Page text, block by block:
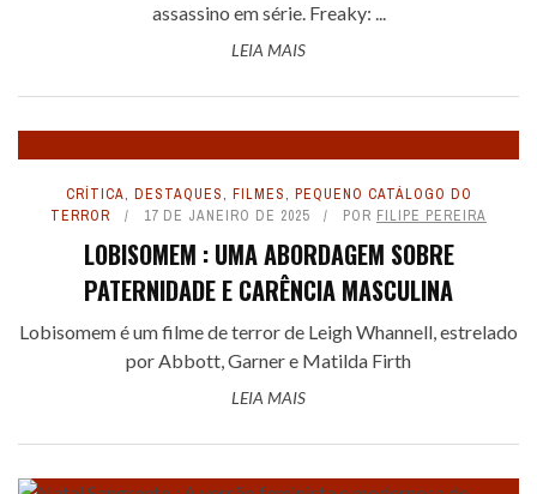
assassino em série. Freaky: ...
LEIA MAIS
CRÍTICA, DESTAQUES, FILMES, PEQUENO CATÁLOGO DO
TERROR
17 DE JANEIRO DE 2025 POR FILIPE PEREIRA
LOBISOMEM : UMA ABORDAGEM SOBRE
PATERNIDADE E CARÊNCIA MASCULINA
Lobisomem é um filme de terror de Leigh Whannell, estrelado
por Abbott, Garner e Matilda Firth
LEIA MAIS